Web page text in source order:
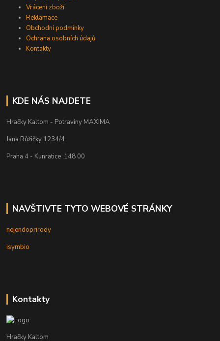
Vrácení zboží
Reklamace
Obchodní podmínky
Ochrana osobních údajů
Kontakty
KDE NÁS NAJDETE
Hračky Kaltom - Potraviny MAXIMA
Jana Růžičky 1234/4
Praha 4 - Kunratice ,148 00
NAVŠTIVTE TYTO WEBOVÉ STRÁNKY
nejendoprirody
isymbio
Kontakty
Hračky Kaltom